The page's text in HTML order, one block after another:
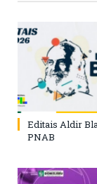
Editais Aldir
PNAB